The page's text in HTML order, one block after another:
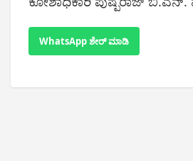
WhatsApp ಶೇರ್ ಮಾಡಿ